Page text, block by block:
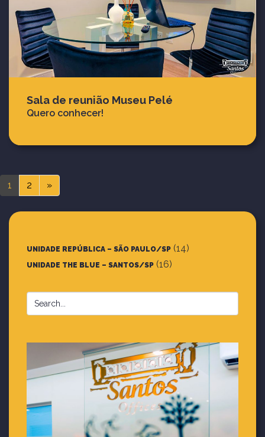
Sala de reunião Museu Pelé
Quero conhecer!
1 2 »
UNIDADE REPÚBLICA – SÃO PAULO/SP (14)
UNIDADE THE BLUE – SANTOS/SP (16)